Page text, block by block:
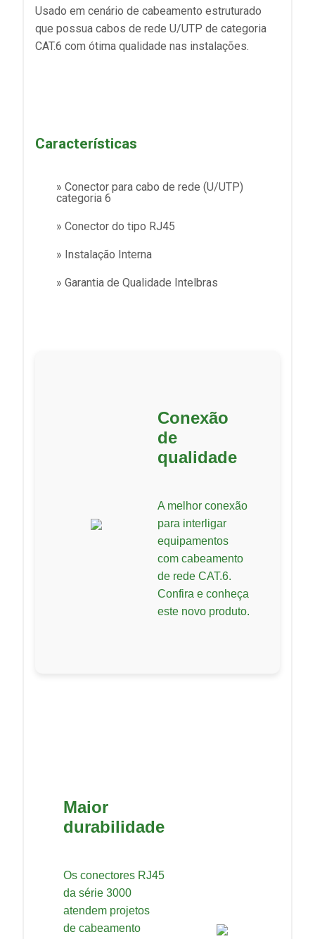
Usado em cenário de cabeamento estruturado
que possua cabos de rede U/UTP de categoria
CAT.6 com ótima qualidade nas instalações.
Características
» Conector para cabo de rede (U/UTP)
categoria 6
» Conector do tipo RJ45
» Instalação Interna
» Garantia de Qualidade Intelbras
Conexão
de
qualidade
A melhor conexão
para interligar
equipamentos
com cabeamento
de rede CAT.6.
Confira e conheça
este novo produto.
Maior
durabilidade
Os conectores RJ45
da série 3000
atendem projetos
de cabeamento